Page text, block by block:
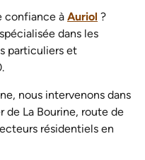
confiance à Auriol ?
dans les
particuliers et
nous intervenons dans
La Bourine, route de
résidentiels en